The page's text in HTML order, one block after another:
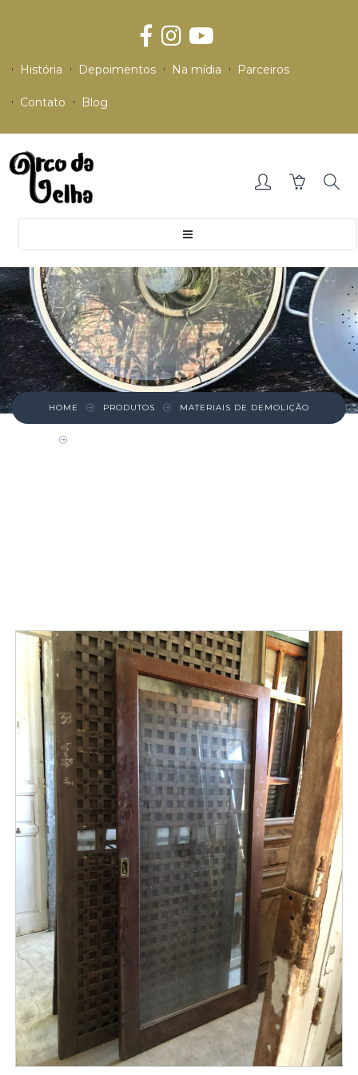
História Depoimentos Na mídia Parceiros
Contato Blog
HOME PRODUTOS MATERIAIS DE DEMOLIÇÃO